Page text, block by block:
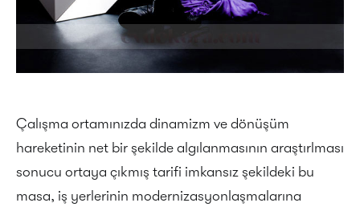
Çalışma ortamınızda dinamizm ve dönüşüm
hareketinin net bir şekilde algılanmasının araştırlması
sonucu ortaya çıkmış tarifi imkansız şekildeki bu
masa, iş yerlerinin modernizasyonlaşmalarına